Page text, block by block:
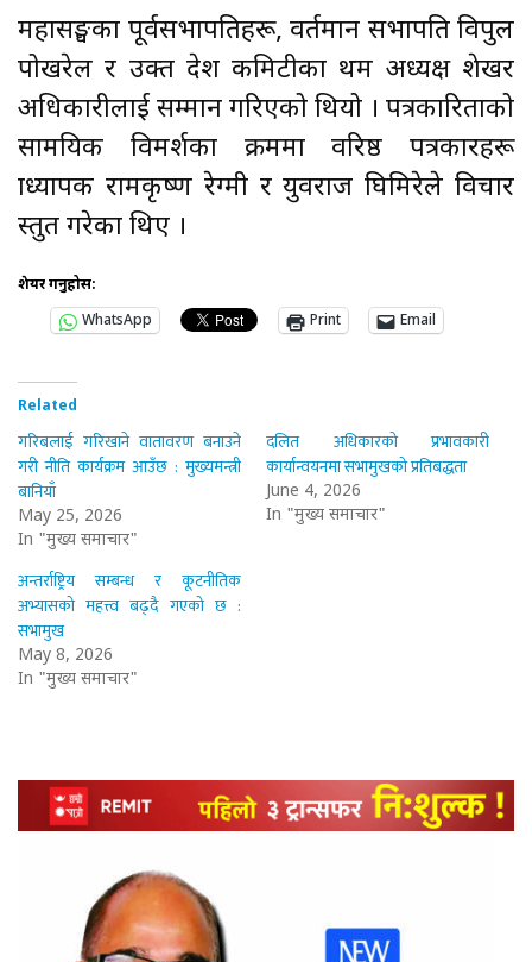
महासङ्घका पूर्वसभापतिहरू, वर्तमान सभापति विपुल
पोखरेल र उक्त प्रदेश कमिटीका प्रथम अध्यक्ष शेखर
अधिकारीलाई सम्मान गरिएको थियो । पत्रकारिताको
सामयिक विमर्शका क्रममा वरिष्ठ पत्रकारहरू
प्राध्यापक रामकृष्ण रेग्मी र युवराज घिमिरेले विचार
प्रस्तुत गरेका थिए ।
शेयर गर्नुहोस:
WhatsApp
Print Email
Related
गरिबलाई गरिखाने वातावरण बनाउने
गरी नीति कार्यक्रम आउँछ : मुख्यमन्त्री
बानियाँ
May 25, 2026
In "मुख्य समाचार"
दलित अधिकारको प्रभावकारी
कार्यान्वयनमा सभामुखको प्रतिबद्धता
June 4, 2026
In "मुख्य समाचार"
अन्तर्राष्ट्रिय सम्बन्ध र कूटनीतिक
अभ्यासको महत्त्व बढ्दै गएको छ :
सभामुख
May 8, 2026
In "मुख्य समाचार"